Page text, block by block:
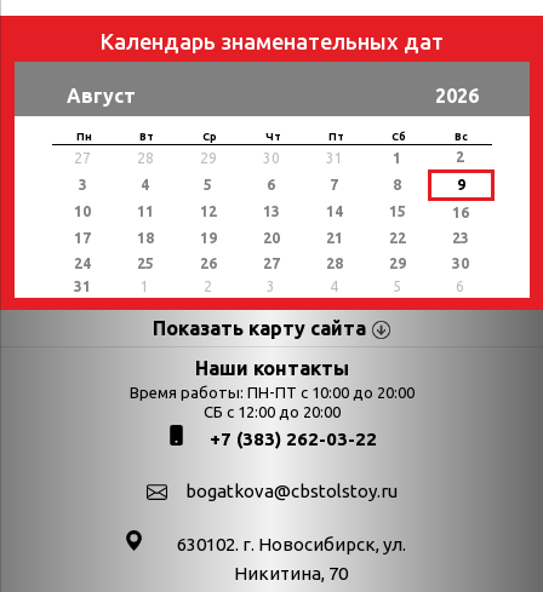
Календарь знаменательных дат
Август 2026
Пн Вт Ср Чт Пт Сб Вс
27 28 29 30 31 1
2
3
4 5 6 7 8
9
10
11 12 13 14 15
16
17
18 19 20 21 22
23
24
25 26 27 28 29
30
31
1 2 3 4 5 6
Показать карту сайта
Страницы Категории
Календарь
Выставки
День в истории
День в истории.
День в истории.
Наши контакты
Время работы: ПН-ПТ с 10:00 до 20:00
СБ с 12:00 до 20:00
+7 (383) 262-03-22
bogatkova@cbstolstoy.ru
630102. г. Новосибирск, ул.
Никитина, 70